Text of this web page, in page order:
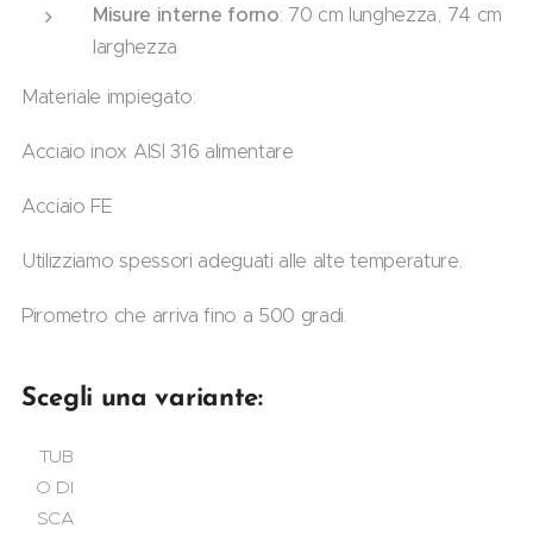
Misure interne forno: 70 cm lunghezza, 74 cm
larghezza
Materiale impiegato:
Acciaio inox AISI 316 alimentare
Acciaio FE
Utilizziamo spessori adeguati alle alte temperature.
Pirometro che arriva fino a 500 gradi.
Scegli una variante:
TUB
O DI
SCA